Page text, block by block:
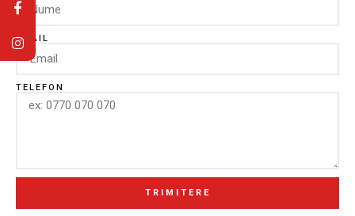
EMAIL
TELEFON
TRIMITERE